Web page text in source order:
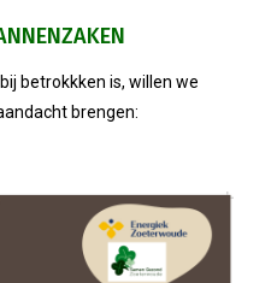
betrokkken is, willen we
brengen: